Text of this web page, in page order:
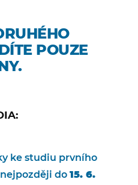
POUZE
ke studiu prvního
do15. 6.